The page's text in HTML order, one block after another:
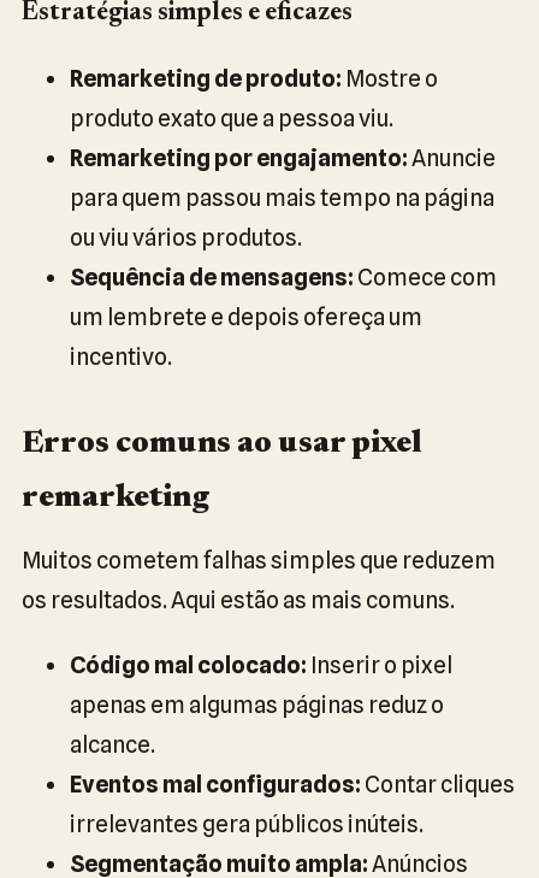
Estratégias simples e eficazes
Remarketing de produto: Mostre o
produto exato que a pessoa viu.
Remarketing por engajamento:Anuncie
para quem passou mais tempo na página
ou viu vários produtos.
Sequência de mensagens: Comece com
um lembrete e depois ofereça um
incentivo.
Erros comuns ao usar pixel
remarketing
Muitos cometem falhas simples que reduzem
os resultados. Aqui estão as mais comuns.
Código mal colocado: Inserir o pixel
apenas em algumas páginas reduz o
alcance.
Eventos mal configurados: Contar cliques
irrelevantes gera públicos inúteis.
Segmentação muito ampla:Anúncios